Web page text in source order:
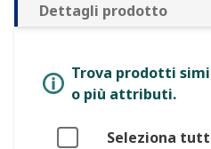
Dettagli prodotto
Trova prodotti
o più attributi.
Seleziona